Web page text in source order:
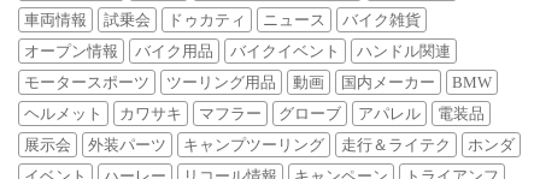
車両情報
試乗会 ドゥカティ ニュース
バイク雑貨
オープン情報
バイク用品 バイクイベント
ハンドル関連
モータースポーツ
ツーリング用品 動画 国内メーカー
BMW
ヘルメット
カワサキ マフラー グローブ アパレル
電装品
展示会
外装パーツ キャンプツーリング 走行＆ライテク
ホンダ